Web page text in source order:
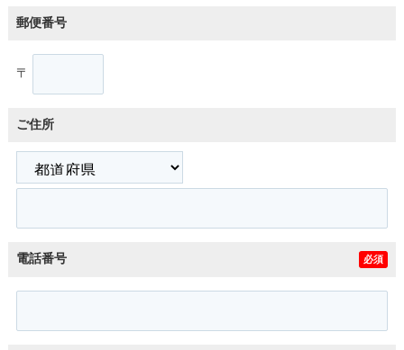
郵便番号
〒
ご住所
電話番号 必須